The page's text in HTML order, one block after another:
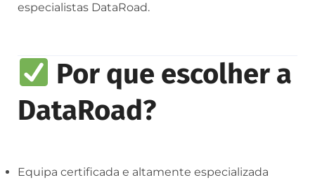
especialistas DataRoad.
Por que escolher a
DataRoad?
Equipa certificada e altamente especializada